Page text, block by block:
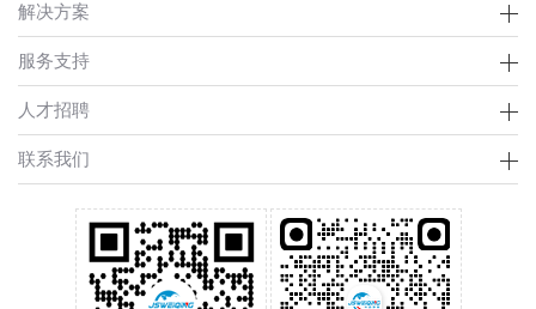
解决方案
服务支持
人才招聘
联系我们